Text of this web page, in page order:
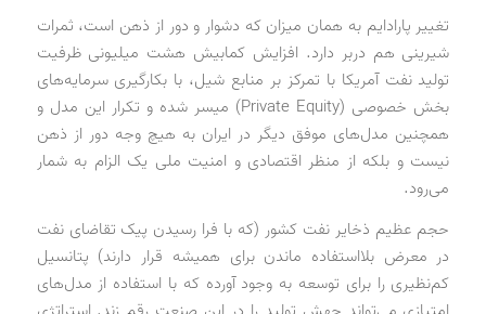
تغییر پارادایم به همان میزان که دشوار و دور از ذهن است، ثمرات
شیرینی هم دربر دارد. افزایش کمابیش هشت میلیونی ظرفیت
تولید نفت آمریکا با تمرکز بر منابع شیل، با بکارگیری سرمایه‌های
بخش خصوصی (Private Equity) میسر شده و تکرار این مدل و
همچنین مدل‌های موفق دیگر در ایران به هیچ وجه دور از ذهن
نیست و بلکه از منظر اقتصادی و امنیت ملی یک الزام به شمار
می‌رود.
حجم عظیم ذخایر نفت کشور (که با فرا رسیدن پیک تقاضای نفت
در معرض بلااستفاده ماندن برای همیشه قرار دارند) پتانسیل
کم‌نظیری را برای توسعه به وجود آورده که با استفاده از مدل‌های